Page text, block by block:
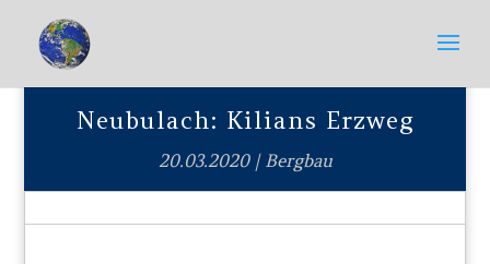
Neubulach: Kilians Erzweg
20.03.2020| Bergbau